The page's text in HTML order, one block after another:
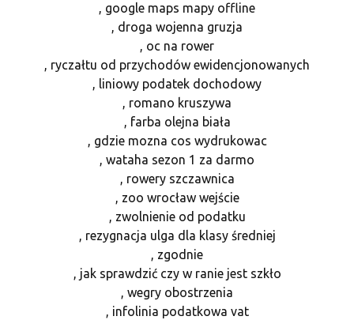
, google maps mapy offline
, droga wojenna gruzja
, oc na rower
, ryczałtu od przychodów ewidencjonowanych
, liniowy podatek dochodowy
, romano kruszywa
, farba olejna biała
, gdzie mozna cos wydrukowac
, wataha sezon 1 za darmo
, rowery szczawnica
, zoo wrocław wejście
, zwolnienie od podatku
, rezygnacja ulga dla klasy średniej
, zgodnie
, jak sprawdzić czy w ranie jest szkło
, wegry obostrzenia
, infolinia podatkowa vat